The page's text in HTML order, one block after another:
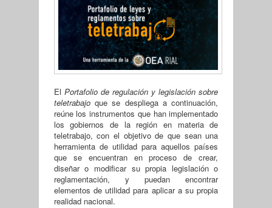
El Portafolio de regulación y legislación sobre
teletrabajoque se despliega a continuación,
reúne los instrumentos que han implementado
los gobiernos de la región en materia de
teletrabajo, con el objetivo de que sean una
herramienta de utilidad para aquellos países
que se encuentran en proceso de crear,
diseñar o modificar su propia legislación o
reglamentación, y puedan encontrar
elementos de utilidad para aplicar a su propia
realidad nacional.